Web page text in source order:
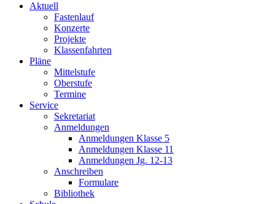
Aktuell
Fastenlauf
Konzerte
Projekte
Klassenfahrten
Pläne
Mittelstufe
Oberstufe
Termine
Service
Sekretariat
Anmeldungen
Anmeldungen Klasse 5
Anmeldungen Klasse 11
Anmeldungen Jg. 12-13
Anschreiben
Formulare
Bibliothek